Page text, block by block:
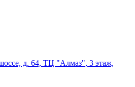
д. 64, ТЦ "Алмаз", 3 этаж,